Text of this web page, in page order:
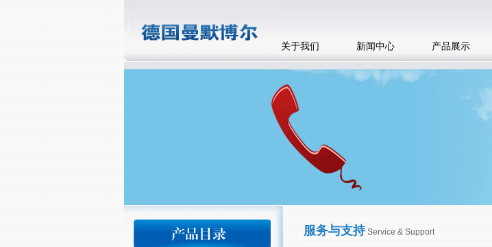
关于我们 新闻中心 产品展示
服务与支持Service & Support